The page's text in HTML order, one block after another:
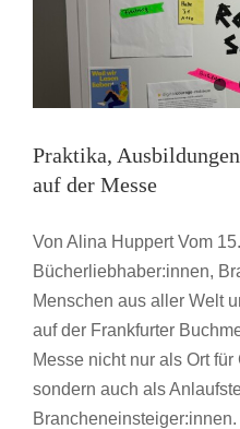
Praktika,
auf der Messe
Von Alina Huppert Vom
Bücherliebhaber:innen,
Menschen aus aller Welt
auf der Frankfurter
Messe nicht nur als Ort
sondern auch als